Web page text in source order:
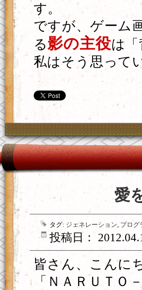
す。
ですが、ゲーム
る影の主役は
私はそう思って
愛
タグ: ジェネレーション, プログ
投稿日：
皆さん、こんに
「ＮＡＲＵＴ